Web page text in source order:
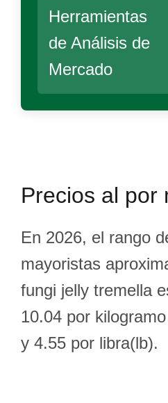
Herramientas
de Análisis de
Mercado
Precios al por
En 2026, el rango
mayoristas
fungi jelly tremella
10.04 por
y 4.55 por libra(lb).